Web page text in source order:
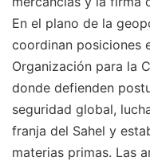
En el plano de la
coordinan posiciones
Organización para la
donde defienden
seguridad global,
franja del Sahel y
materias primas. Las